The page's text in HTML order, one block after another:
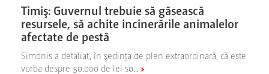
Timiş: Guvernul trebuie să găsească
resursele, să achite incinerările animalelor
afectate de pestă
Simonis a detaliat, în şedinţa de plen extraordinară, că este
vorba despre 50.000 de lei so...